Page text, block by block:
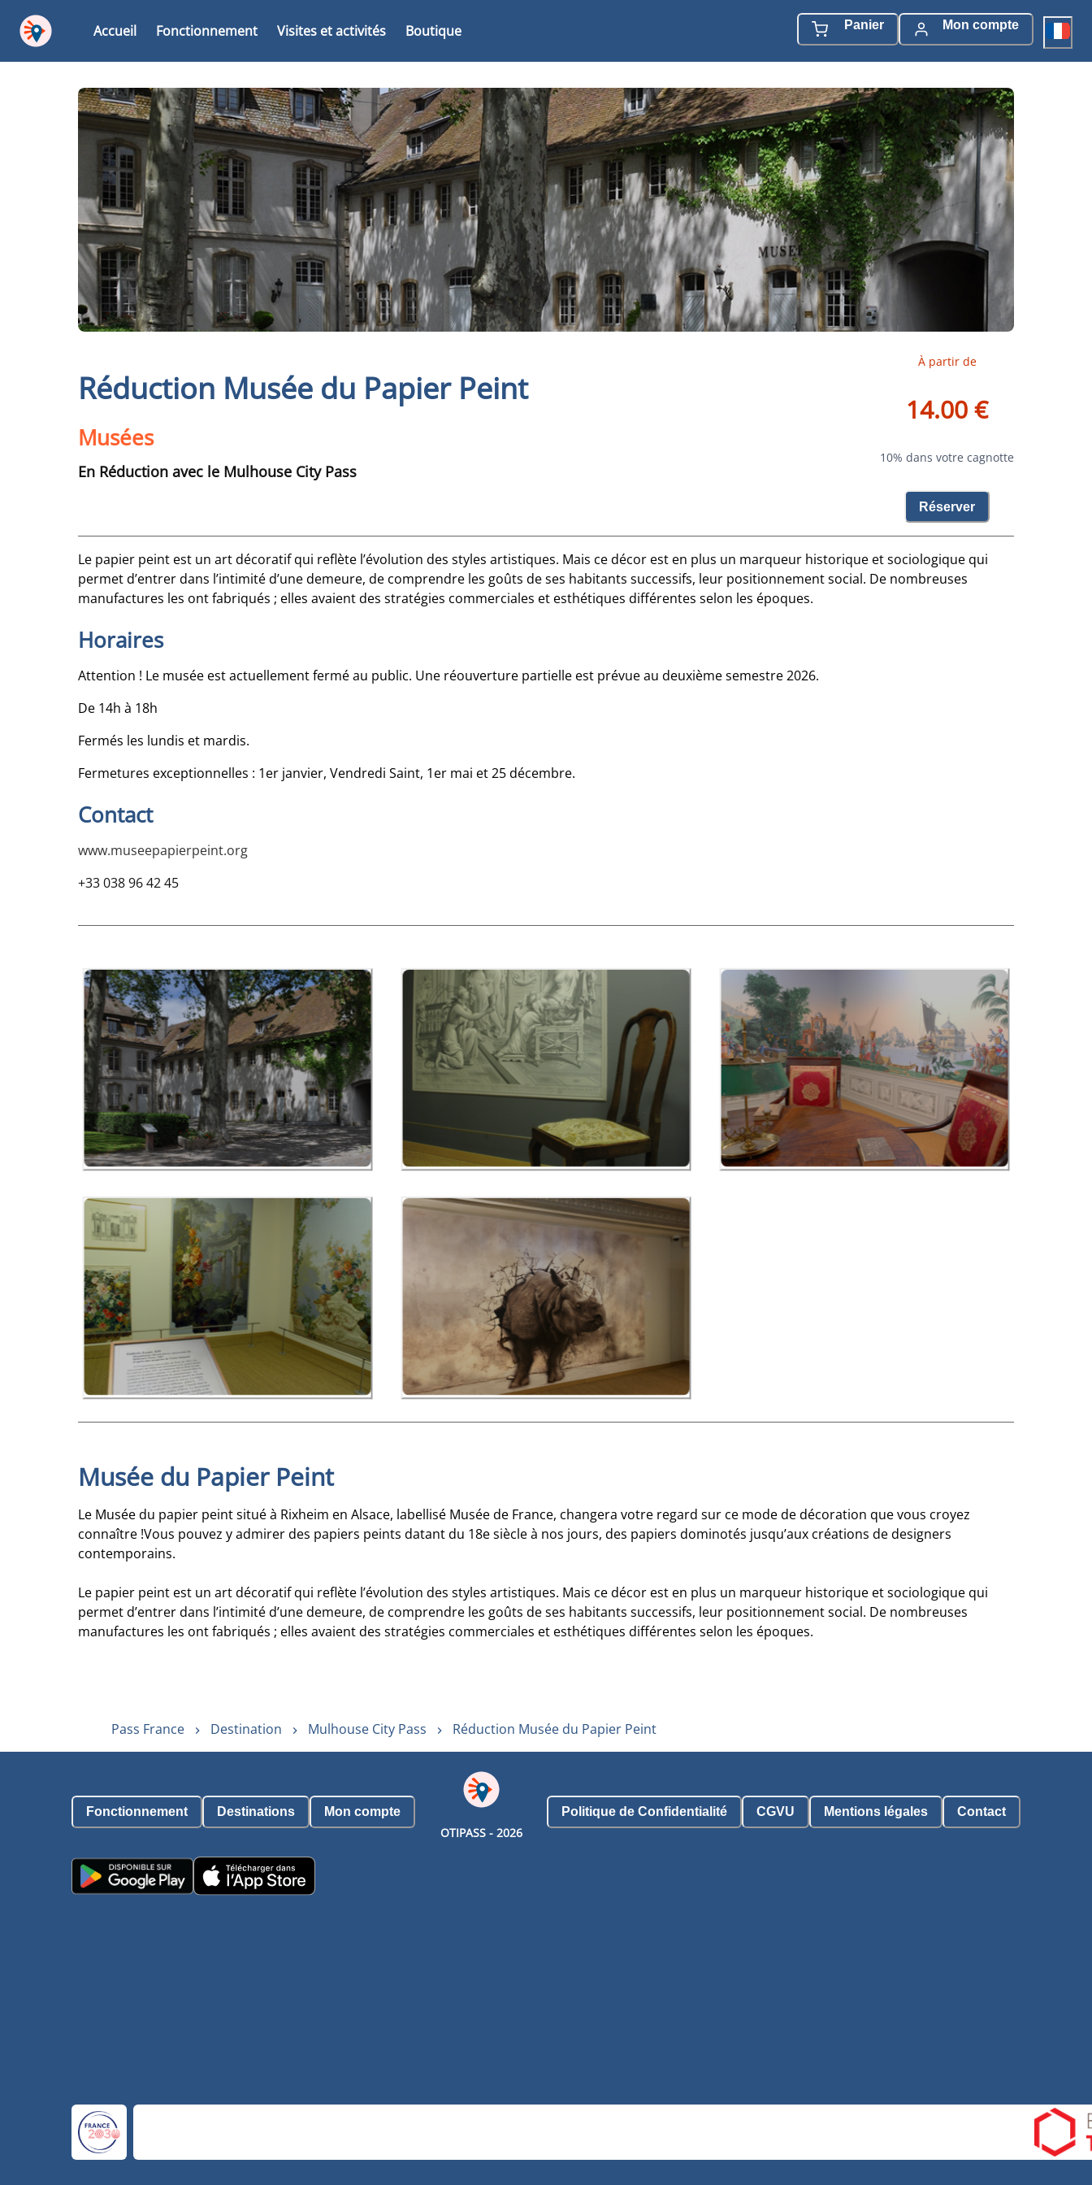
Accueil Fonctionnement Visites et activités Boutique Panier Mon compte
Réduction Musée du Papier Peint
Musées
En Réduction avec le Mulhouse City Pass
À partir de
14.00 €
10% dans votre cagnotte
Réserver
Le papier peint est un art décoratif qui reflète l’évolution des styles artistiques. Mais ce décor est en plus un marqueur historique et sociologique qui
permet d’entrer dans l’intimité d’une demeure, de comprendre les goûts de ses habitants successifs, leur positionnement social. De nombreuses
manufactures les ont fabriqués ; elles avaient des stratégies commerciales et esthétiques différentes selon les époques.
Horaires
Attention ! Le musée est actuellement fermé au public. Une réouverture partielle est prévue au deuxième semestre 2026.
De 14h à 18h
Fermés les lundis et mardis.
Fermetures exceptionnelles : 1er janvier, Vendredi Saint, 1er mai et 25 décembre.
Contact
www.museepapierpeint.org
+33 038 96 42 45
Musée du Papier Peint
Le Musée du papier peint situé à Rixheim en Alsace, labellisé Musée de France, changera votre regard sur ce mode de décoration que vous croyez
connaître !Vous pouvez y admirer des papiers peints datant du 18e siècle à nos jours, des papiers dominotés jusqu’aux créations de designers
contemporains.
Le papier peint est un art décoratif qui reflète l’évolution des styles artistiques. Mais ce décor est en plus un marqueur historique et sociologique qui
permet d’entrer dans l’intimité d’une demeure, de comprendre les goûts de ses habitants successifs, leur positionnement social. De nombreuses
manufactures les ont fabriqués ; elles avaient des stratégies commerciales et esthétiques différentes selon les époques.
Pass France Destination Mulhouse City Pass Réduction Musée du Papier Peint
Fonctionnement Destinations Mon compte
OTIPASS - 2026
Politique de Confidentialité CGVU Mentions légales Contact